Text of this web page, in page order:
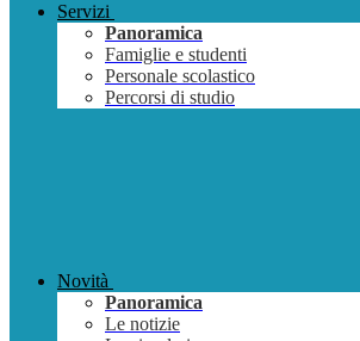
Servizi
Panoramica
Famiglie e studenti
Personale scolastico
Percorsi di studio
Novità
Panoramica
Le notizie